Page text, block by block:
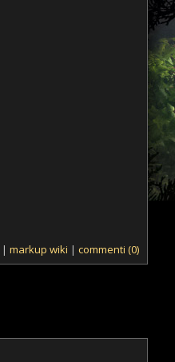
|markup wiki |commenti (0)